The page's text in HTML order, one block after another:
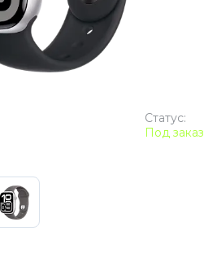
Статус:
Под заказ